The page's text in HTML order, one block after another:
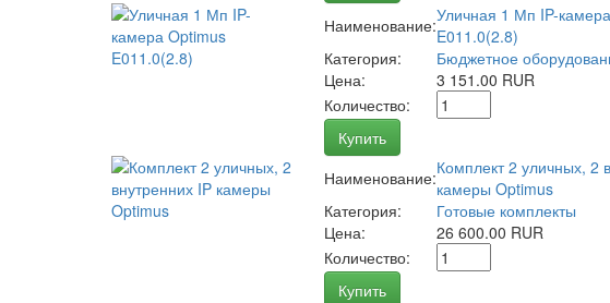
Наименование:Уличная 1 Мп IP-
E011.0(2.8)
Категория:
Бюджетное
Цена:
3 151.00 RUR
Количество:
Купить
Наименование:Комплект 2 уличных, 2
камеры Optimus
Категория:
Готовые комплекты
Цена:
26 600.00 RUR
Количество:
Купить